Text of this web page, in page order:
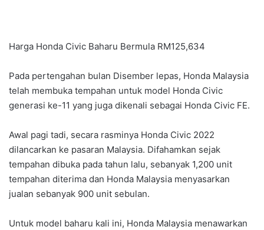
Harga Honda Civic Baharu Bermula RM125,634
Pada pertengahan bulan Disember lepas, Honda Malaysia
telah membuka tempahan untuk model Honda Civic
generasi ke-11 yang juga dikenali sebagai Honda Civic FE.
Awal pagi tadi, secara rasminya Honda Civic 2022
dilancarkan ke pasaran Malaysia. Difahamkan sejak
tempahan dibuka pada tahun lalu, sebanyak 1,200 unit
tempahan diterima dan Honda Malaysia menyasarkan
jualan sebanyak 900 unit sebulan.
Untuk model baharu kali ini, Honda Malaysia menawarkan